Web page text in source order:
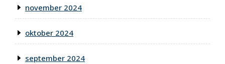
november 2024
oktober 2024
september 2024